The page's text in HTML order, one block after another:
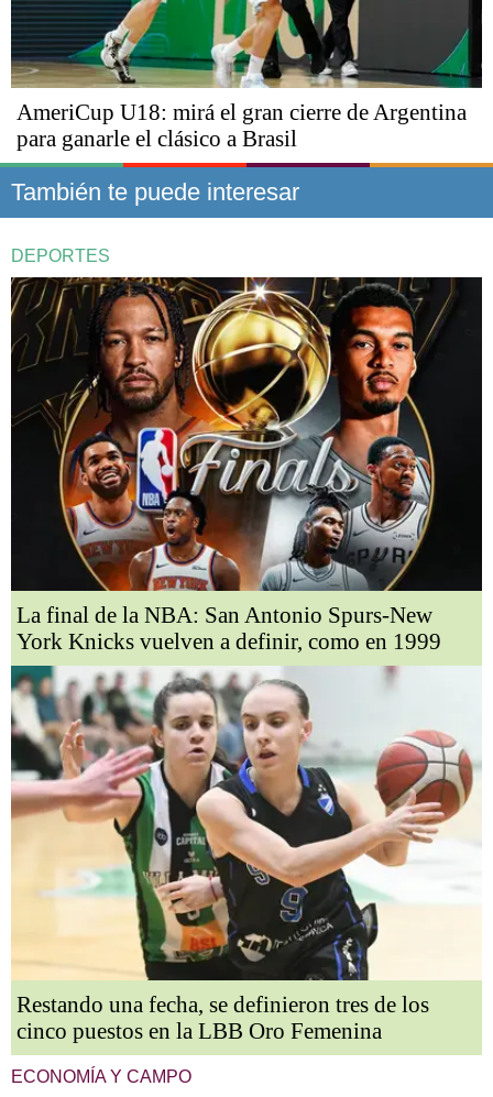
AmeriCup U18: mirá el gran cierre de Argentina
para ganarle el clásico a Brasil
También te puede interesar
DEPORTES
La final de la NBA: San Antonio Spurs-New
York Knicks vuelven a definir, como en 1999
Restando una fecha, se definieron tres de los
cinco puestos en la LBB Oro Femenina
ECONOMÍA Y CAMPO